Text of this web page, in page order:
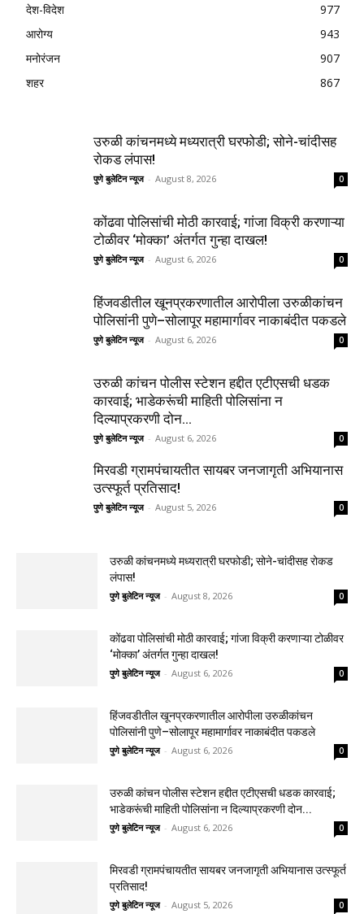
देश-विदेश
977
आरोग्य
943
मनोरंजन
907
शहर
867
उरुळी कांचनमध्ये मध्यरात्री घरफोडी; सोने-चांदीसह
रोकड लंपास!
पुणे बुलेटिन न्यूज - August 8, 2026 0
कोंढवा पोलिसांची मोठी कारवाई; गांजा विक्री करणाऱ्या
टोळीवर ‘मोक्का’ अंतर्गत गुन्हा दाखल!
पुणे बुलेटिन न्यूज - August 6, 2026 0
हिंजवडीतील खूनप्रकरणातील आरोपीला उरुळीकांचन
पोलिसांनी पुणे–सोलापूर महामार्गावर नाकाबंदीत पकडले
पुणे बुलेटिन न्यूज - August 6, 2026 0
उरुळी कांचन पोलीस स्टेशन हद्दीत एटीएसची धडक
कारवाई; भाडेकरूंची माहिती पोलिसांना न
दिल्याप्रकरणी दोन...
पुणे बुलेटिन न्यूज - August 6, 2026 0
मिरवडी ग्रामपंचायतीत सायबर जनजागृती अभियानास
उत्स्फूर्त प्रतिसाद!
पुणे बुलेटिन न्यूज - August 5, 2026 0
उरुळी कांचनमध्ये मध्यरात्री घरफोडी; सोने-चांदीसह रोकड
लंपास!
पुणे बुलेटिन न्यूज - August 8, 2026 0
कोंढवा पोलिसांची मोठी कारवाई; गांजा विक्री करणाऱ्या टोळीवर
‘मोक्का’ अंतर्गत गुन्हा दाखल!
पुणे बुलेटिन न्यूज - August 6, 2026 0
हिंजवडीतील खूनप्रकरणातील आरोपीला उरुळीकांचन
पोलिसांनी पुणे–सोलापूर महामार्गावर नाकाबंदीत पकडले
पुणे बुलेटिन न्यूज - August 6, 2026 0
उरुळी कांचन पोलीस स्टेशन हद्दीत एटीएसची धडक कारवाई;
भाडेकरूंची माहिती पोलिसांना न दिल्याप्रकरणी दोन...
पुणे बुलेटिन न्यूज - August 6, 2026 0
मिरवडी ग्रामपंचायतीत सायबर जनजागृती अभियानास उत्स्फूर्त
प्रतिसाद!
पुणे बुलेटिन न्यूज - August 5, 2026 0